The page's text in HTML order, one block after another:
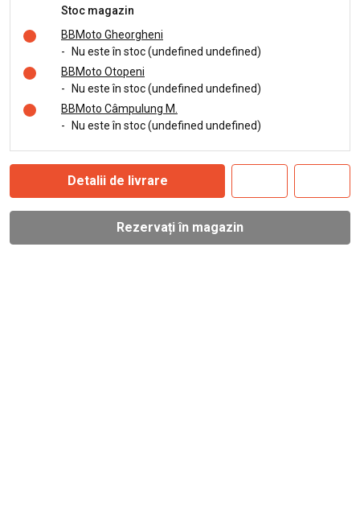
Stoc magazin
BBMoto Gheorgheni
-
Nu este în stoc (undefined undefined)
BBMoto Otopeni
-
Nu este în stoc (undefined undefined)
BBMoto Câmpulung M.
-
Nu este în stoc (undefined undefined)
Detalii de livrare
Rezervați în magazin